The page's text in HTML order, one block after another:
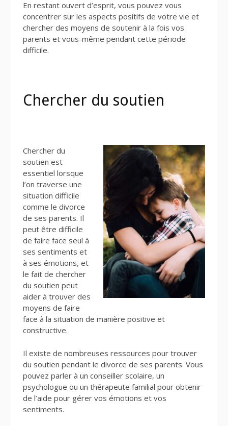
En restant ouvert d’esprit, vous pouvez vous
concentrer sur les aspects positifs de votre vie et
chercher des moyens de soutenir à la fois vos
parents et vous-même pendant cette période
difficile.
Chercher du soutien
Chercher du
soutien est
essentiel lorsque
l’on traverse une
situation difficile
comme le divorce
de ses parents. Il
peut être difficile
de faire face seul à
ses sentiments et
à ses émotions, et
le fait de chercher
du soutien peut
aider à trouver des
moyens de faire
face à la situation de manière positive et
constructive.
Il existe de nombreuses ressources pour trouver
du soutien pendant le divorce de ses parents. Vous
pouvez parler à un conseiller scolaire, un
psychologue ou un thérapeute familial pour obtenir
de l’aide pour gérer vos émotions et vos
sentiments.